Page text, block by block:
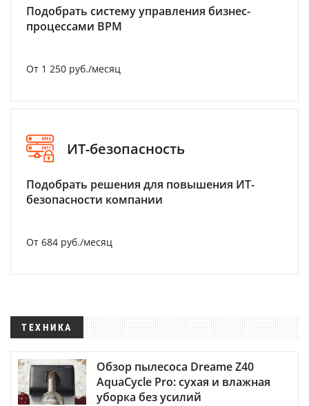
Подобрать систему управления бизнес-
процессами BPM
От 1 250 руб./месяц
ИТ-безопасность
Подобрать решения для повышения ИТ-
безопасности компании
От 684 руб./месяц
ТЕХНИКА
Обзор пылесоса Dreame Z40
AquaCycle Pro: сухая и влажная
уборка без усилий